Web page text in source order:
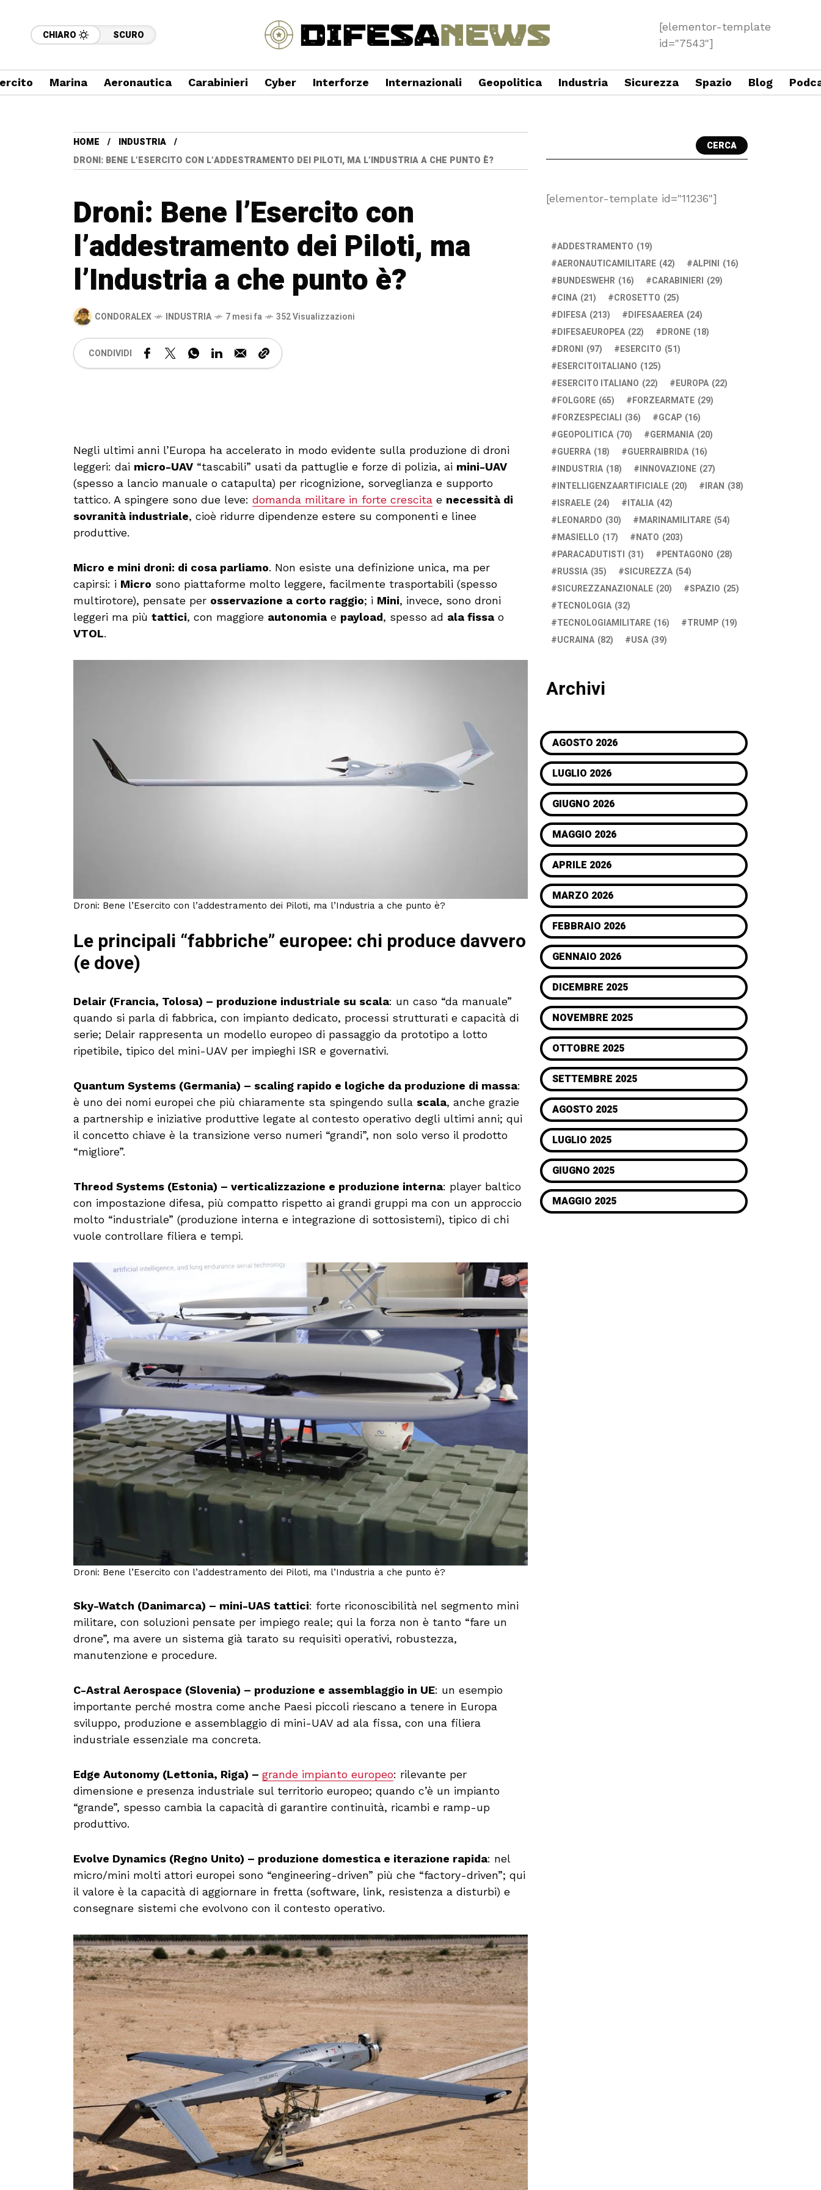
CHIARO SCURO
[elementor-template
id="7543"]
Marina Aeronautica Carabinieri Cyber Interforze Internazionali Geopolitica Industria Sicurezza Spazio Blog
HOME
INDUSTRIA
DRONI: BENE L’ESERCITO CON L’ADDESTRAMENTO DEI PILOTI, MA L’INDUSTRIA A CHE PUNTO È?
Droni: Bene l’Esercito con
l’addestramento dei Piloti, ma
l’Industria a che punto è?
CONDORALEX INDUSTRIA 7 mesi fa 352 Visualizzazioni
CONDIVIDI
Negli ultimi anni l’Europa ha accelerato in modo evidente sulla produzione di droni
leggeri: dai micro-UAV “tascabili” usati da pattuglie e forze di polizia, ai mini-UAV
(spesso a lancio manuale o catapulta) per ricognizione, sorveglianza e supporto
tattico. A spingere sono due leve: domanda militare in forte crescita e necessità di
sovranità industriale, cioè ridurre dipendenze estere su componenti e linee
produttive.
Micro e mini droni: di cosa parliamo. Non esiste una definizione unica, ma per
capirsi: i Micro sono piattaforme molto leggere, facilmente trasportabili (spesso
multirotore), pensate per osservazione a corto raggio; i Mini, invece, sono droni
leggeri ma più tattici, con maggiore autonomia e payload, spesso ad ala fissa o
VTOL.
Droni: Bene l’Esercito con l’addestramento dei Piloti, ma l’Industria a che punto è?
Le principali “fabbriche” europee: chi produce davvero
(e dove)
Delair (Francia, Tolosa) – produzione industriale su scala: un caso “da manuale”
quando si parla di fabbrica, con impianto dedicato, processi strutturati e capacità di
serie; Delair rappresenta un modello europeo di passaggio da prototipo a lotto
ripetibile, tipico del mini-UAV per impieghi ISR e governativi.
Quantum Systems (Germania) – scaling rapido e logiche da produzione di massa:
è uno dei nomi europei che più chiaramente sta spingendo sulla scala, anche grazie
a partnership e iniziative produttive legate al contesto operativo degli ultimi anni; qui
il concetto chiave è la transizione verso numeri “grandi”, non solo verso il prodotto
“migliore”.
Threod Systems (Estonia) – verticalizzazione e produzione interna: player baltico
con impostazione difesa, più compatto rispetto ai grandi gruppi ma con un approccio
molto “industriale” (produzione interna e integrazione di sottosistemi), tipico di chi
vuole controllare filiera e tempi.
Droni: Bene l’Esercito con l’addestramento dei Piloti, ma l’Industria a che punto è?
Sky-Watch (Danimarca) – mini-UAS tattici: forte riconoscibilità nel segmento mini
militare, con soluzioni pensate per impiego reale; qui la forza non è tanto “fare un
drone”, ma avere un sistema già tarato su requisiti operativi, robustezza,
manutenzione e procedure.
C-Astral Aerospace (Slovenia) – produzione e assemblaggio in UE: un esempio
importante perché mostra come anche Paesi piccoli riescano a tenere in Europa
sviluppo, produzione e assemblaggio di mini-UAV ad ala fissa, con una filiera
industriale essenziale ma concreta.
Edge Autonomy (Lettonia, Riga) – grande impianto europeo: rilevante per
dimensione e presenza industriale sul territorio europeo; quando c’è un impianto
“grande”, spesso cambia la capacità di garantire continuità, ricambi e ramp-up
produttivo.
Evolve Dynamics (Regno Unito) – produzione domestica e iterazione rapida: nel
micro/mini molti attori europei sono “engineering-driven” più che “factory-driven”; qui
il valore è la capacità di aggiornare in fretta (software, link, resistenza a disturbi) e
consegnare sistemi che evolvono con il contesto operativo.
CERCA
[elementor-template id="11236"]
ADDESTRAMENTO (19)
AERONAUTICAMILITARE (42) ALPINI (16)
BUNDESWEHR (16) CARABINIERI (29)
CINA (21) CROSETTO (25)
DIFESA (213) DIFESAAEREA (24)
DIFESAEUROPEA (22) DRONE (18)
DRONI (97) ESERCITO (51)
ESERCITOITALIANO (125)
ESERCITO ITALIANO (22) EUROPA (22)
FOLGORE (65) FORZEARMATE (29)
FORZESPECIALI (36) GCAP (16)
GEOPOLITICA (70) GERMANIA (20)
GUERRA (18) GUERRAIBRIDA (16)
INDUSTRIA (18) INNOVAZIONE (27)
INTELLIGENZAARTIFICIALE (20) IRAN (38)
ISRAELE (24) ITALIA (42)
LEONARDO (30) MARINAMILITARE (54)
MASIELLO (17) NATO (203)
PARACADUTISTI (31) PENTAGONO (28)
RUSSIA (35) SICUREZZA (54)
SICUREZZANAZIONALE (20) SPAZIO (25)
TECNOLOGIA (32)
TECNOLOGIAMILITARE (16) TRUMP (19)
UCRAINA (82) USA (39)
Archivi
AGOSTO 2026
LUGLIO 2026
GIUGNO 2026
MAGGIO 2026
APRILE 2026
MARZO 2026
FEBBRAIO 2026
GENNAIO 2026
DICEMBRE 2025
NOVEMBRE 2025
OTTOBRE 2025
SETTEMBRE 2025
AGOSTO 2025
LUGLIO 2025
GIUGNO 2025
MAGGIO 2025